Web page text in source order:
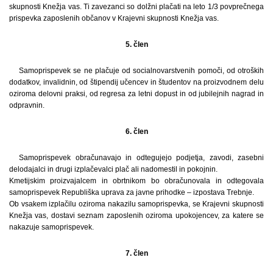
skupnosti Knežja vas. Ti zavezanci so dolžni plačati na leto 1/3 povprečnega
prispevka zaposlenih občanov v Krajevni skupnosti Knežja vas.
5. člen
Samoprispevek se ne plačuje od socialnovarstvenih pomoči, od otroških
dodatkov, invalidnin, od štipendij učencev in študentov na proizvodnem delu
oziroma delovni praksi, od regresa za letni dopust in od jubilejnih nagrad in
odpravnin.
6. člen
Samoprispevek obračunavajo in odtegujejo podjetja, zavodi, zasebni
delodajalci in drugi izplačevalci plač ali nadomestil in pokojnin.
Kmetijskim proizvajalcem in obrtnikom bo obračunovala in odtegovala
samoprispevek Republiška uprava za javne prihodke – izpostava Trebnje.
Ob vsakem izplačilu oziroma nakazilu samoprispevka, se Krajevni skupnosti
Knežja vas, dostavi seznam zaposlenih oziroma upokojencev, za katere se
nakazuje samoprispevek.
7. člen